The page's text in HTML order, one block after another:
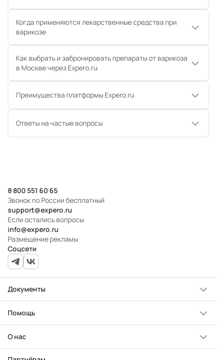
Когда применяются лекарственные средства при
варикозе
Как выбрать и забронировать препараты от варикоза
в Москве через Expero.ru
Преимущества платформы Expero.ru
Ответы на частые вопросы
8 800 551 60 65
Звонок по России бесплатный
support@expero.ru
Если остались вопросы
info@expero.ru
Размещение рекламы
Соцсети
Документы
Помощь
О нас